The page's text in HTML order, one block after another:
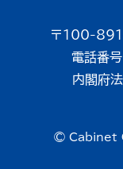
〒100-
電話番
内閣府
© Cabinet